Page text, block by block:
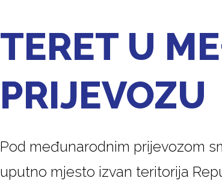
TERET U
PRIJEVOZU
Pod međunarodnim prijevozom
uputno mjesto izvan teritorija